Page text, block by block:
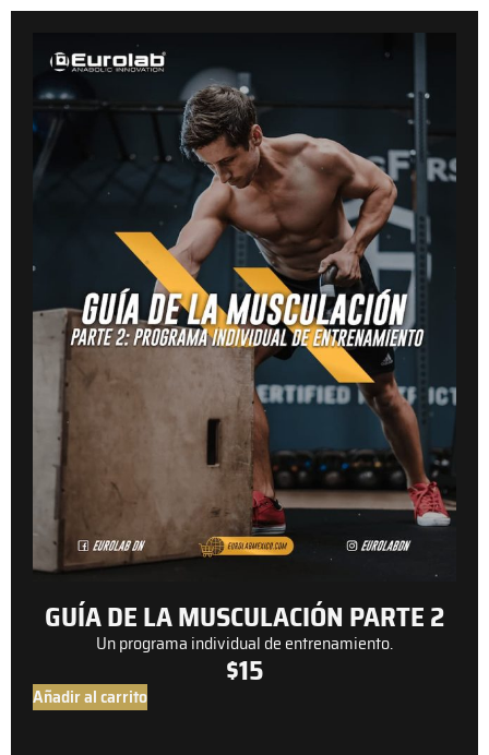
GUÍA DE LA MUSCULACIÓN PARTE 2
Un programa individual de entrenamiento.
$15
Añadir al carrito